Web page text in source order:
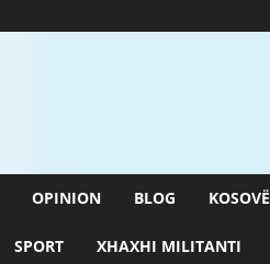
OPINION BLOG KOSOVË
SPORT XHAXHI MILITANTI